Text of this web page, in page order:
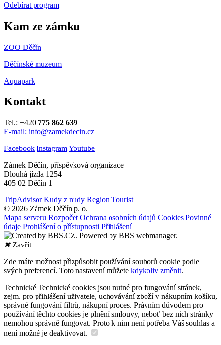
Odebírat program
Kam ze zámku
ZOO Děčín
Děčínské muzeum
Aquapark
Kontakt
Tel.: +420 775 862 639
E-mail: info@zamekdecin.cz
Facebook InstagramYoutube
Zámek Děčín, příspěvková organizace
Dlouhá jízda 1254
405 02 Děčín 1
TripAdvisor Kudy z nudy Region Tourist
© 2026 Zámek Děčín p. o.
Mapa serveru Rozpočet Ochrana osobních údajů Cookies Povinné
údaje Prohlášení o přístupnosti Přihlášení
✖Zavřít
Zde máte možnost přizpůsobit používání souborů cookie podle
svých preferencí. Toto nastavení můžete kdykoliv změnit.
Technické Technické cookies jsou nutné pro fungování stránek,
zejm. pro přihlášení uživatele, uchovávání zboží v nákupním košíku,
správné fungování filtrů, nákupní proces. Právním důvodem pro
používání těchto cookies je plnění smlouvy, neboť bez nich stránky
nemohou správně fungovat. Proto k nim není potřeba Váš souhlas a
není možné je deaktivovat.